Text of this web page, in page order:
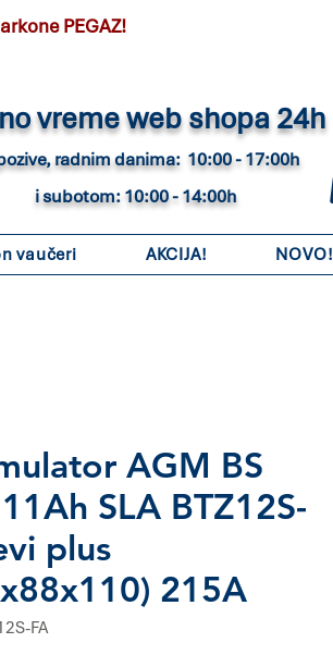
PEGAZ!
vreme web shopa 24h
radnim danima: 10:00 - 17:00h
i subotom: 10:00 - 14:00h
vaučeri AKCIJA! NOVO!
AGM BS
SLA BTZ12S-
plus
215A
FA